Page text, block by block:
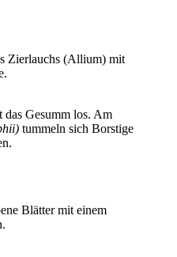
das Gesumm los. Am
tummeln sich Borstige